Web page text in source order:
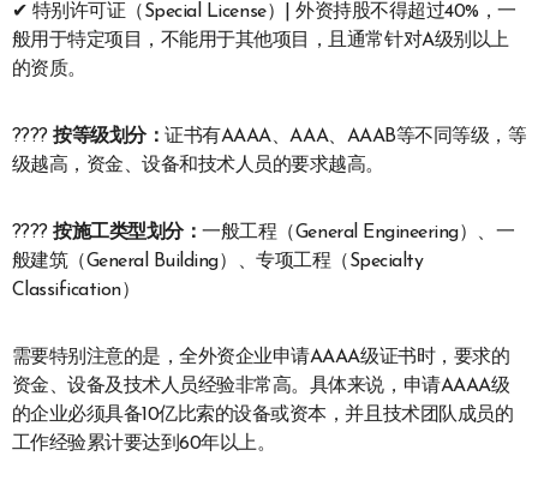
✔ 特别许可证（Special License）| 外资持股不得超过40%，一
般用于特定项目，不能用于其他项目，且通常针对A级别以上
的资质。
????按等级划分：证书有AAAA、AAA、AAAB等不同等级，等
级越高，资金、设备和技术人员的要求越高。
????按施工类型划分：一般工程（General Engineering）、一
般建筑（General Building）、专项工程（Specialty
Classification）
需要特别注意的是，全外资企业申请AAAA级证书时，要求的
资金、设备及技术人员经验非常高。具体来说，申请AAAA级
的企业必须具备10亿比索的设备或资本，并且技术团队成员的
工作经验累计要达到60年以上。